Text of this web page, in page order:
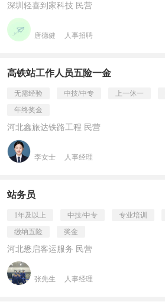
深圳轻喜到家科技 民营
唐德健 人事招聘
高铁站工作人员五险一金
无需经验 中技/中专 上一休一
年终奖金
河北鑫旅达铁路工程 民营
李女士 人事经理
站务员
1年及以上 中技/中专 专业培训
缴纳五险
奖金
河北懋启客运服务 民营
张先生 人事经理